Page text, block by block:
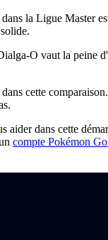
la Ligue Master
O vaut la peine
cette
dans cette
compte Pokémon